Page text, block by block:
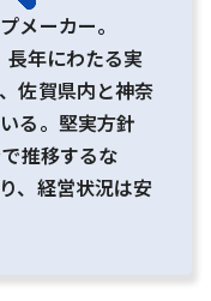
メーカー。
年にわたる実
佐賀県内と神奈
る。堅実方針
推移するな
、経営状況は安